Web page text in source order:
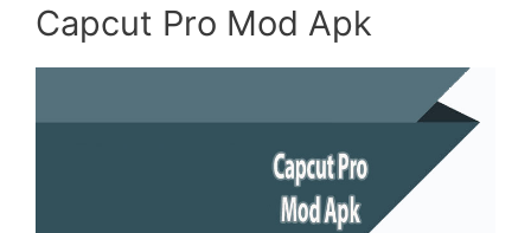
Capcut Pro Mod Apk